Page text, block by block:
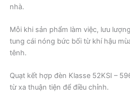
nhà.
Mỗi khi sản phẩm làm việc, lưu
tung cái nóng bức bối từ khí hậu
tênh.
Quạt kết hợp đèn Klasse 52KSI –
từ xa thuận tiện để điều chỉnh.